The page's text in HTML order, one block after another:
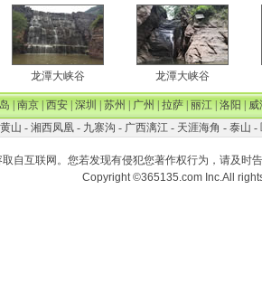
龙潭大峡谷 龙潭大峡谷
|南京|西安|深圳|苏州|广州|拉萨|丽江|洛阳|威
黄山 - 湘西凤凰- 九寨沟 - 广西漓江- 天涯海角 - 泰山 -
自互联网。您若发现有侵犯您著作权行为，请及时
Copyright ©365135.com Inc.All